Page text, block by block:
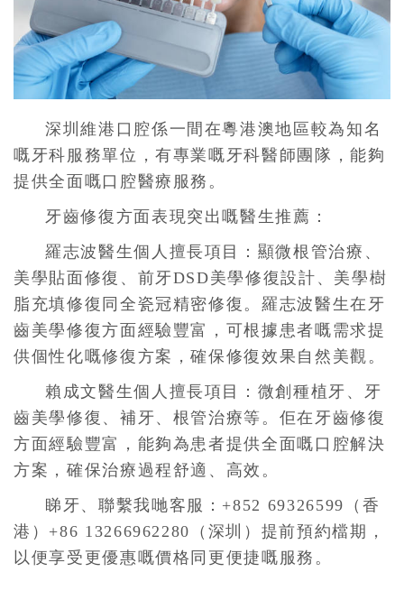
深圳維港口腔係一間在粵港澳地區較為知名
嘅牙科服務單位，有專業嘅牙科醫師團隊，能夠
提供全面嘅口腔醫療服務。
牙齒修復方面表現突出嘅醫生推薦：
羅志波醫生個人擅長項目：顯微根管治療、
美學貼面修復、前牙DSD美學修復設計、美學樹
脂充填修復同全瓷冠精密修復。羅志波醫生在牙
齒美學修復方面經驗豐富，可根據患者嘅需求提
供個性化嘅修復方案，確保修復效果自然美觀。
賴成文醫生個人擅長項目：微創種植牙、牙
齒美學修復、補牙、根管治療等。佢在牙齒修復
方面經驗豐富，能夠為患者提供全面嘅口腔解決
方案，確保治療過程舒適、高效。
睇牙、聯繫我哋客服：+852 69326599（香
港）+86 13266962280（深圳）提前預約檔期，
以便享受更優惠嘅價格同更便捷嘅服務。